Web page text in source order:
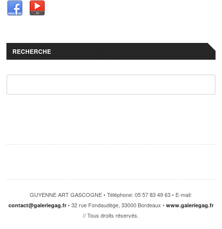
RECHERCHE
GUYENNE ART GASCOGNE • Téléphone: 05 57 83 49 63 • E-mail:
contact@galeriegag.fr• 32 rue Fondaudège, 33000 Bordeaux • www.galeriegag.fr
// Tous droits réservés.